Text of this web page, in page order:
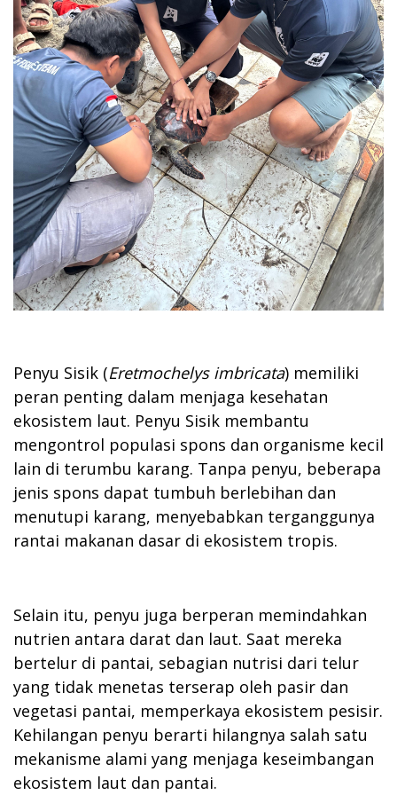
Penyu Sisik (Eretmochelys imbricata) memiliki
peran penting dalam menjaga kesehatan
ekosistem laut. Penyu Sisik membantu
mengontrol populasi spons dan organisme kecil
lain di terumbu karang. Tanpa penyu, beberapa
jenis spons dapat tumbuh berlebihan dan
menutupi karang, menyebabkan terganggunya
rantai makanan dasar di ekosistem tropis.
Selain itu, penyu juga berperan memindahkan
nutrien antara darat dan laut. Saat mereka
bertelur di pantai, sebagian nutrisi dari telur
yang tidak menetas terserap oleh pasir dan
vegetasi pantai, memperkaya ekosistem pesisir.
Kehilangan penyu berarti hilangnya salah satu
mekanisme alami yang menjaga keseimbangan
ekosistem laut dan pantai.